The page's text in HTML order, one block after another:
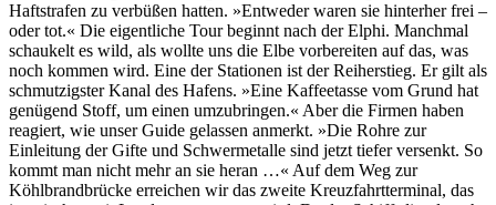
Haftstrafen zu verbüßen hatten. »Entweder waren sie hinterher frei –
oder tot.« Die eigentliche Tour beginnt nach der Elphi. Manchmal
schaukelt es wild, als wollte uns die Elbe vorbereiten auf das, was
noch kommen wird. Eine der Stationen ist der Reiherstieg. Er gilt als
schmutzigster Kanal des Hafens. »Eine Kaffeetasse vom Grund hat
genügend Stoff, um einen umzubringen.« Aber die Firmen haben
reagiert, wie unser Guide gelassen anmerkt. »Die Rohre zur
Einleitung der Gifte und Schwermetalle sind jetzt tiefer versenkt. So
kommt man nicht mehr an sie heran …« Auf dem Weg zur
Köhlbrandbrücke erreichen wir das zweite Kreuzfahrtterminal, das